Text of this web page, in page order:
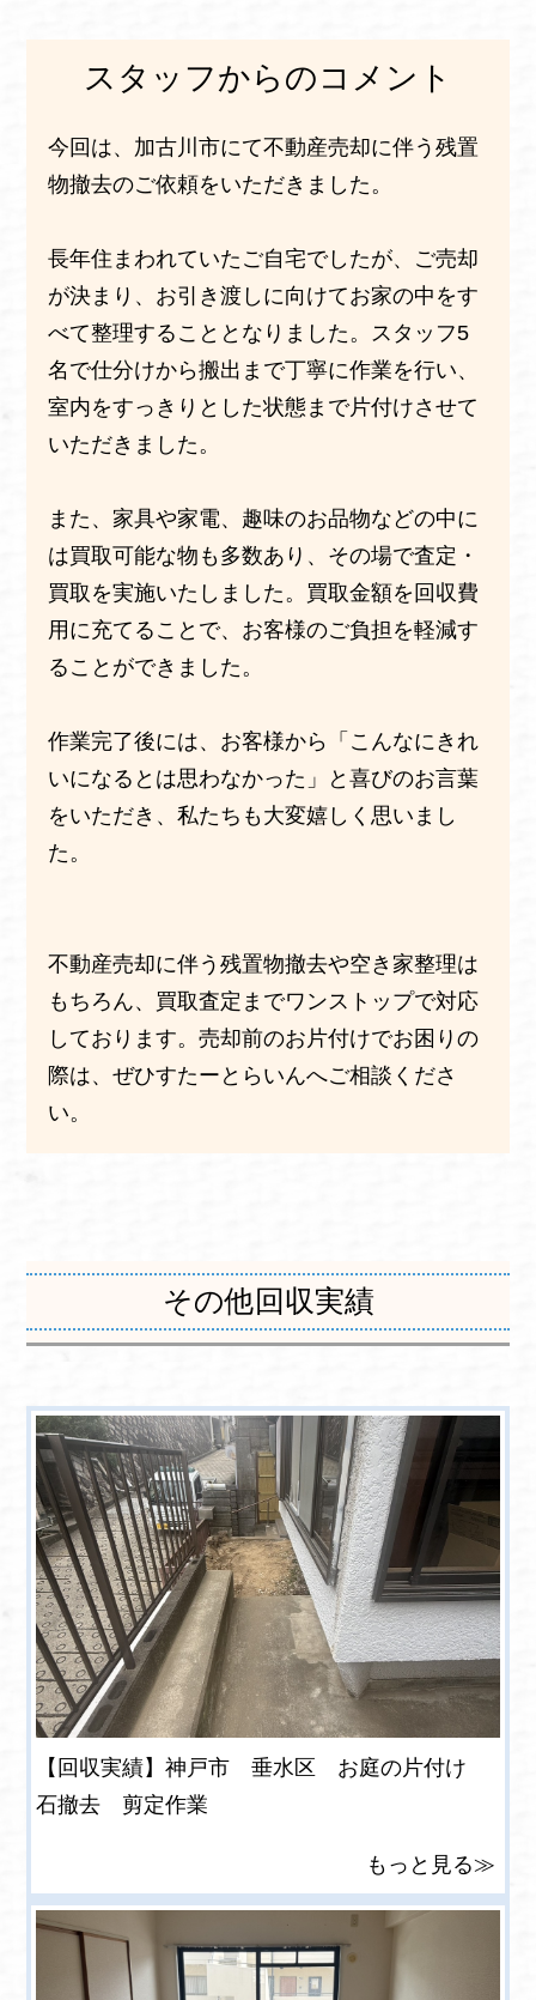
スタッフからのコメント
今回は、加古川市にて不動産売却に伴う残置
物撤去のご依頼をいただきました。
長年住まわれていたご自宅でしたが、ご売却
が決まり、お引き渡しに向けてお家の中をす
べて整理することとなりました。スタッフ5
名で仕分けから搬出まで丁寧に作業を行い、
室内をすっきりとした状態まで片付けさせて
いただきました。
また、家具や家電、趣味のお品物などの中に
は買取可能な物も多数あり、その場で査定・
買取を実施いたしました。買取金額を回収費
用に充てることで、お客様のご負担を軽減す
ることができました。
作業完了後には、お客様から「こんなにきれ
いになるとは思わなかった」と喜びのお言葉
をいただき、私たちも大変嬉しく思いまし
た。
不動産売却に伴う残置物撤去や空き家整理は
もちろん、買取査定までワンストップで対応
しております。売却前のお片付けでお困りの
際は、ぜひすたーとらいんへご相談くださ
い。
その他回収実績
【回収実績】神戸市 垂水区 お庭の片付け
石撤去 剪定作業
もっと見る≫